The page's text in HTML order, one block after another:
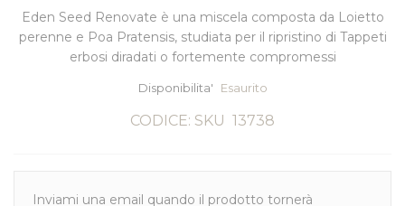
Eden Seed Renovate è una miscela composta da Loietto
perenne e Poa Pratensis, studiata per il ripristino di Tappeti
erbosi diradati o fortemente compromessi
Disponibilita' Esaurito
CODICE: SKU 13738
Inviami una email quando il prodotto tornerà